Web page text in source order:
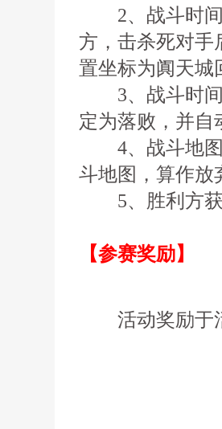
2、战斗时间
方，击杀死对手
置坐标为阗天城
3、战斗时间
定为落败，并自
4、战斗地图
斗地图，算作放
5、胜利方获
【参赛奖励】
活动奖励于活